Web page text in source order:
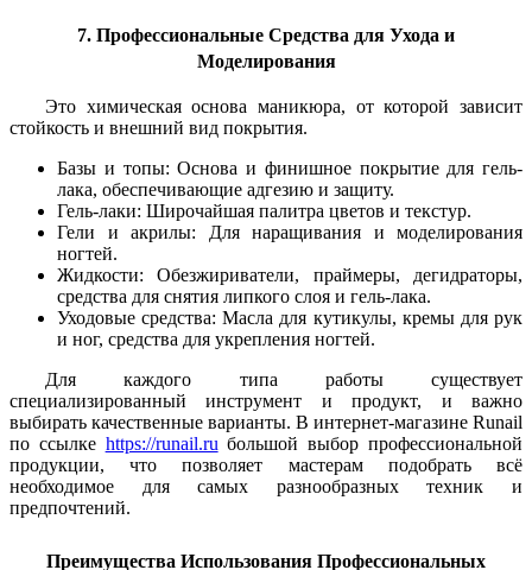
7. Профессиональные Средства для Ухода и
Моделирования
Это химическая основа маникюра, от которой зависит
стойкость и внешний вид покрытия.
Базы и топы: Основа и финишное покрытие для гель-
лака, обеспечивающие адгезию и защиту.
Гель-лаки: Широчайшая палитра цветов и текстур.
Гели и акрилы: Для наращивания и моделирования
ногтей.
Жидкости: Обезжириватели, праймеры, дегидраторы,
средства для снятия липкого слоя и гель-лака.
Уходовые средства: Масла для кутикулы, кремы для рук
и ног, средства для укрепления ногтей.
Для каждого типа работы существует
специализированный инструмент и продукт, и важно
выбирать качественные варианты. В интернет-магазине Runail
по ссылке https://runail.ru большой выбор профессиональной
продукции, что позволяет мастерам подобрать всё
необходимое для самых разнообразных техник и
предпочтений.
Преимущества Использования Профессиональных